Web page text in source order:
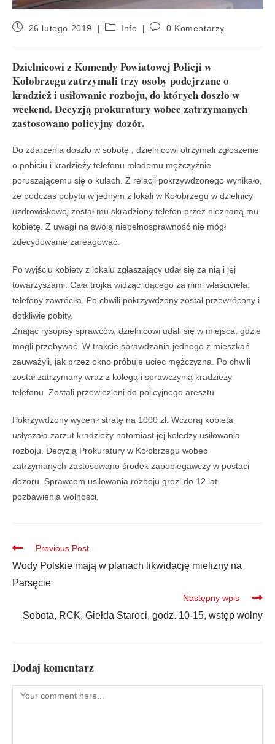
26 lutego 2019 Info 0 Komentarzy
Dzielnicowi z Komendy Powiatowej Policji w
Kołobrzegu zatrzymali trzy osoby podejrzane o
kradzież i usiłowanie rozboju, do których doszło w
weekend. Decyzją prokuratury wobec zatrzymanych
zastosowano policyjny dozór.
Do zdarzenia doszło w sobotę , dzielnicowi otrzymali zgłoszenie
o pobiciu i kradzieży telefonu młodemu mężczyźnie
poruszającemu się o kulach. Z relacji pokrzywdzonego wynikało,
że podczas pobytu w jednym z lokali w Kołobrzegu w dzielnicy
uzdrowiskowej został mu skradziony telefon przez nieznaną mu
kobietę. Z uwagi na swoją niepełnosprawność nie mógł
zdecydowanie zareagować.
Po wyjściu kobiety z lokalu zgłaszający udał się za nią i jej
towarzyszami. Cała trójka widząc idącego za nimi właściciela,
telefony zawróciła. Po chwili pokrzywdzony został przewrócony i
dotkliwie pobity.
Znając rysopisy sprawców, dzielnicowi udali się w miejsca, gdzie
mogli przebywać. W trakcie sprawdzania jednego z mieszkań
zauważyli, jak przez okno próbuje uciec mężczyzna. Po chwili
został zatrzymany wraz z kolegą i sprawczynią kradzieży
telefonu. Zostali przewiezieni do policyjnego aresztu.
Pokrzywdzony wycenił stratę na 1000 zł. Wczoraj kobieta
usłyszała zarzut kradzieży natomiast jej koledzy usiłowania
rozboju. Decyzją Prokuratury w Kołobrzegu wobec
zatrzymanych zastosowano środek zapobiegawczy w postaci
dozoru. Sprawcom usiłowania rozboju grozi do 12 lat
pozbawienia wolności.
Previous Post
Wody Polskie mają w planach likwidację mielizny na
Parsęcie
Następny wpis
Sobota, RCK, Giełda Staroci, godz. 10-15, wstęp wolny
Dodaj komentarz